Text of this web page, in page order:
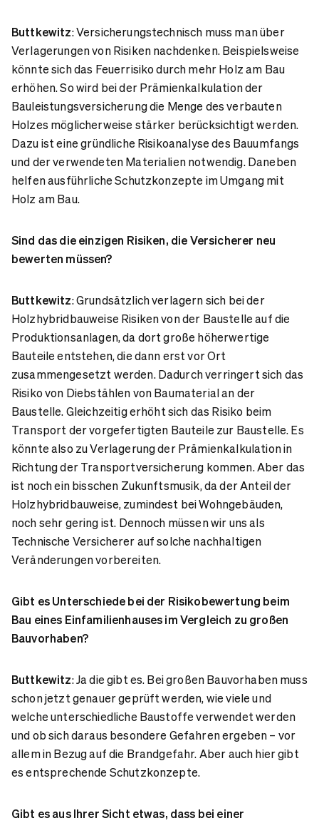
Buttkewitz: Versicherungstechnisch muss man über
Verlagerungen von Risiken nachdenken. Beispielsweise
könnte sich das Feuerrisiko durch mehr Holz am Bau
erhöhen. So wird bei der Prämienkalkulation der
Bauleistungsversicherung die Menge des verbauten
Holzes möglicherweise stärker berücksichtigt werden.
Dazu ist eine gründliche Risikoanalyse des Bauumfangs
und der verwendeten Materialien notwendig. Daneben
helfen ausführliche Schutzkonzepte im Umgang mit
Holz am Bau.
Sind das die einzigen Risiken, die Versicherer neu
bewerten müssen?
Buttkewitz: Grundsätzlich verlagern sich bei der
Holzhybridbauweise Risiken von der Baustelle auf die
Produktionsanlagen, da dort große höherwertige
Bauteile entstehen, die dann erst vor Ort
zusammengesetzt werden. Dadurch verringert sich das
Risiko von Diebstählen von Baumaterial an der
Baustelle. Gleichzeitig erhöht sich das Risiko beim
Transport der vorgefertigten Bauteile zur Baustelle. Es
könnte also zu Verlagerung der Prämienkalkulation in
Richtung der Transportversicherung kommen. Aber das
ist noch ein bisschen Zukunftsmusik, da der Anteil der
Holzhybridbauweise, zumindest bei Wohngebäuden,
noch sehr gering ist. Dennoch müssen wir uns als
Technische Versicherer auf solche nachhaltigen
Veränderungen vorbereiten.
Gibt es Unterschiede bei der Risikobewertung beim
Bau eines Einfamilienhauses im Vergleich zu großen
Bauvorhaben?
Buttkewitz: Ja die gibt es. Bei großen Bauvorhaben muss
schon jetzt genauer geprüft werden, wie viele und
welche unterschiedliche Baustoffe verwendet werden
und ob sich daraus besondere Gefahren ergeben – vor
allem in Bezug auf die Brandgefahr. Aber auch hier gibt
es entsprechende Schutzkonzepte.
Gibt es aus Ihrer Sicht etwas, dass bei einer